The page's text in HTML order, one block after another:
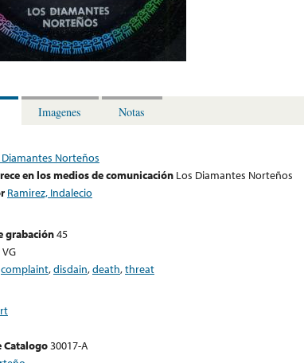
Imagenes Notas
Diamantes Norteños
en los medios de comunicación Los Diamantes Norteños
Ramirez, Indalecio
grabación45
VG
complaint,disdain,death,threat
Catalogo30017-A